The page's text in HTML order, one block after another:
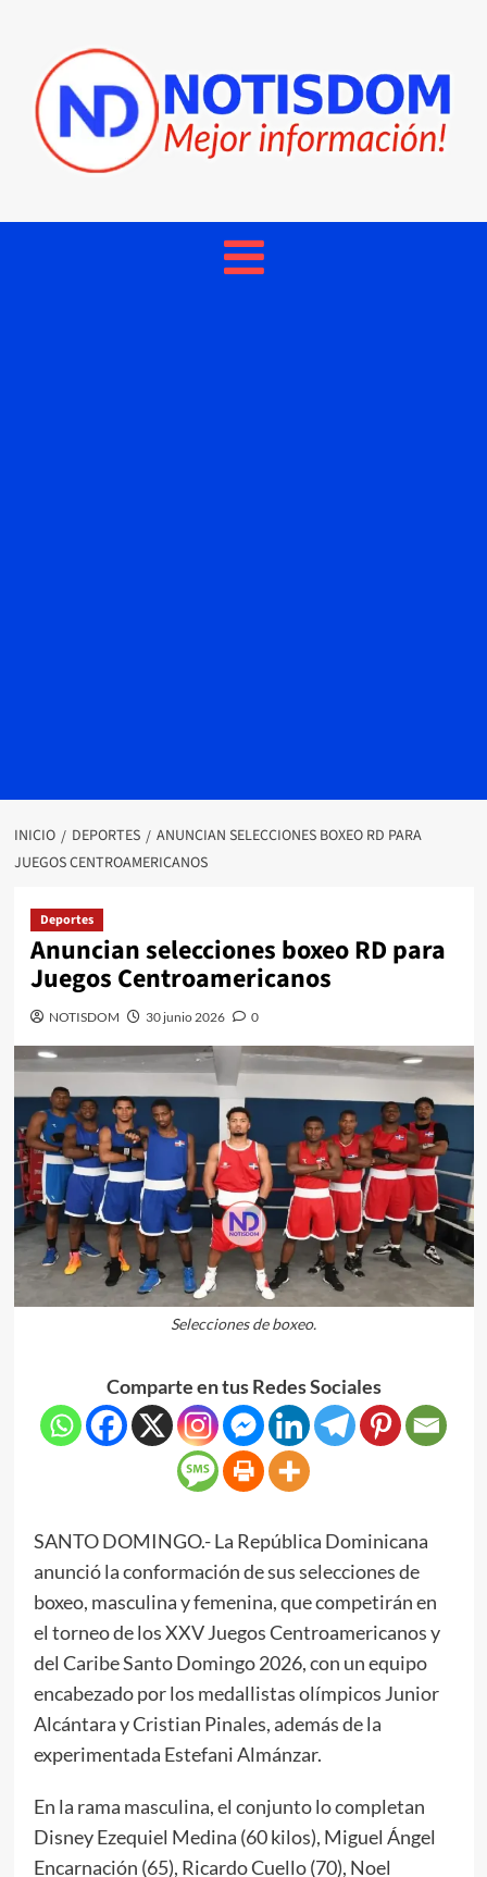
INICIO DEPORTES
ANUNCIAN SELECCIONES BOXEO RD PARA
JUEGOS CENTROAMERICANOS
Deportes
Anuncian selecciones boxeo RD para
Juegos Centroamericanos
NOTISDOM 30 junio 2026 0
Selecciones de boxeo.
Comparte en tus Redes Sociales
SANTO DOMINGO.- La República Dominicana
anunció la conformación de sus selecciones de
boxeo, masculina y femenina, que competirán en
el torneo de los XXV Juegos Centroamericanos y
del Caribe Santo Domingo 2026, con un equipo
encabezado por los medallistas olímpicos Junior
Alcántara y Cristian Pinales, además de la
experimentada Estefani Almánzar.
En la rama masculina, el conjunto lo completan
Disney Ezequiel Medina (60 kilos), Miguel Ángel
Encarnación (65), Ricardo Cuello (70), Noel